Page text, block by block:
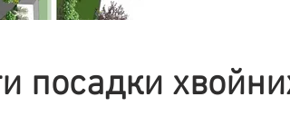
посадки